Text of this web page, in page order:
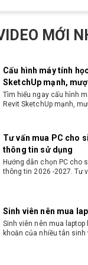
MỚI
họa từ 2D, dựng
Hướng dẫn chọn PC cho
từ 2D, dựng video đến 3D.
Cấu hình máy tính
SketchUp mạnh,
Tìm hiểu ngay cấu hình
Revit SketchUp mạnh,
Tư vấn mua PC cho
thông tin sử dụng
Hướng dẫn chọn PC cho
thông tin 2026 -2027. Tư
Sinh viên nên mua
Sinh viên nên mua laptop
khoăn của nhiều tân